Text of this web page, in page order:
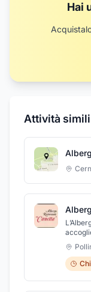
Hai
Attività
natura
livello.
della